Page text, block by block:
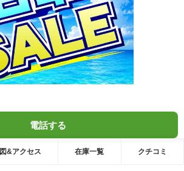
電話する
&アクセス 在庫一覧 クチコミ